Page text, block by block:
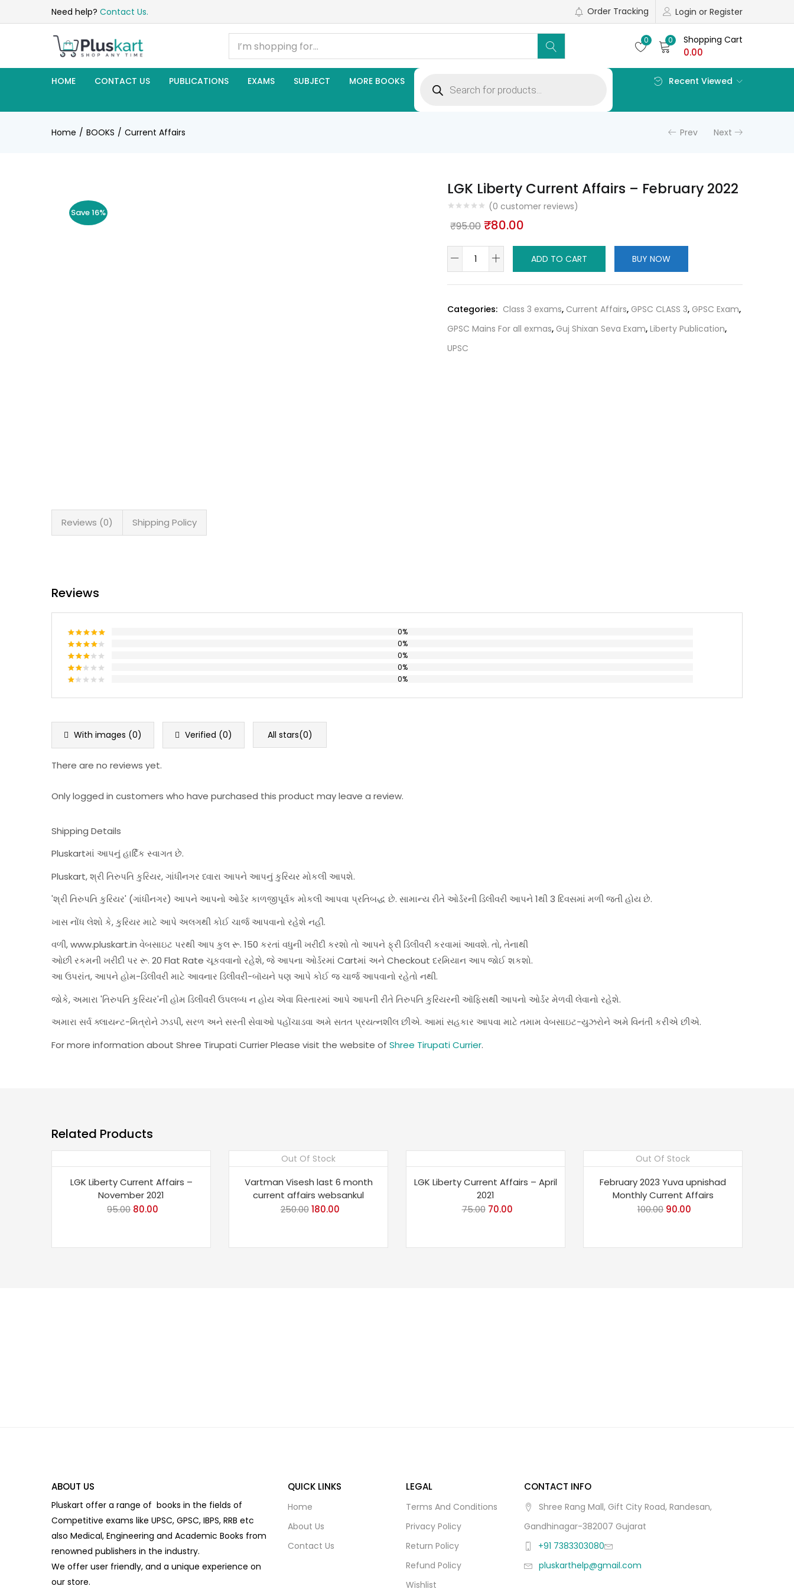
Need help? Contact Us. Login or Register
Order Tracking
0 0 Shopping Cart
0.00
HOME CONTACT US PUBLICATIONS EXAMS SUBJECT MORE BOOKS search Recent Viewed
Home BOOKS Current Affairs Prev Next
Save 16%
LGK Liberty Current Affairs – February 2022
(0 customer reviews)
₹95.00 Original
was:
₹95.00.
₹80.00
is:
₹80.00.
Liberty
Current
–
February
2022
ADD TO CART BUY NOW
Categories: Class 3 exams, Current Affairs, GPSC CLASS 3, GPSC Exam,
GPSC Mains For all exmas, Guj Shixan Seva Exam, Liberty Publication,
UPSC
Reviews (0) Shipping Policy
Reviews
Rated5out
of 5
0%
Rated4
out of 5
0%
Rated
3out
0%
Rated
out
0%
of
0%
With images (0) Verified (0) All stars(0)
There are no reviews yet.
Only logged in customers who have purchased this product may leave a review.
Shipping Details
Pluskartમાં આપનું હાર્દિક સ્વાગત છે.
Pluskart, શ્રી તિરુપતિ કુરિયર, ગાંધીનગર ધ્વારા આપને આપનું કુરિયર મોકલી આપશે.
'શ્રી તિરુપતિ કુરિયર' (ગાંધીનગર) આપને આપનો ઓર્ડર કાળજીપૂર્વક મોકલી આપવા પ્રતિબદ્ધ છે. સામાન્ય રીતે ઓર્ડરની ડિલીવરી આપને 1થી 3 દિવસમાં મળી જતી હોય છે.
ખાસ નોંધ લેશો કે, કુરિયર માટે આપે અલગથી કોઈ ચાર્જ આપવાનો રહેશે નહીં.
વળી, www.pluskart.in વેબસાઇટ પરથી આપ કુલ રૂ. 150 કરતાં વધુની ખરીદી કરશો તો આપને ફ્રી ડિલીવરી કરવામાં આવશે. તો, તેનાથી
ઓછી રકમની ખરીદી પર રૂ. 20 Flat Rate ચૂકવવાનો રહેશે, જે આપના ઓર્ડરમાં Cartમાં અને Checkout દરમિયાન આપ જોઈ શકશો.
આ ઉપરાંત, આપને હોમ-ડિલીવરી માટે આવનાર ડિલીવરી-બૉયને પણ આપે કોઈ જ ચાર્જ આપવાનો રહેતો નથી.
જોકે, અમારા 'તિરુપતિ કુરિયર'ની હોમ ડિલીવરી ઉપલબ્ધ ન હોય એવા વિસ્તારમાં આપે આપની રીતે તિરુપતિ કુરિયરની ઑફિસથી આપનો ઓર્ડર મેળવી લેવાનો રહેશે.
અમારા સર્વ ક્લાયન્ટ-મિત્રોને ઝડપી, સરળ અને સસ્તી સેવાઓ પહોંચાડવા અમે સતત પ્રયત્નશીલ છીએ. આમાં સહકાર આપવા માટે તમામ વેબસાઇટ-યુઝરોને અમે વિનંતી કરીએ છીએ.
For more information about Shree Tirupati Currier Please visit the website of Shree Tirupati Currier.
Related Products
Save 16%
LGK Liberty Current Affairs –
November 2021
95.00 Original
80.00
Save 28%
Out Of Stock
Vartman Visesh last 6 month
current affairs websankul
250.00 Original
180.00Current
Save 7%
LGK Liberty Current Affairs – April
2021
75.00 Original
70.00Current
Save 10%
Out Of Stock
February 2023 Yuva upnishad
Monthly Current Affairs
100.00 Original
90.00
ABOUT US
Pluskart offer a range of books in the fields of
Competitive exams like UPSC, GPSC, IBPS, RRB etc
also Medical, Engineering and Academic Books from
renowned publishers in the industry.
We offer user friendly, and a unique experience on
our store.
QUICK LINKS
Home
About Us
Contact Us
LEGAL
Terms And Conditions
Privacy Policy
Return Policy
Refund Policy
Wishlist
CONTACT INFO
Shree Rang Mall, Gift City Road, Randesan,
Gandhinagar-382007 Gujarat
+91 7383303080
pluskarthelp@gmail.com